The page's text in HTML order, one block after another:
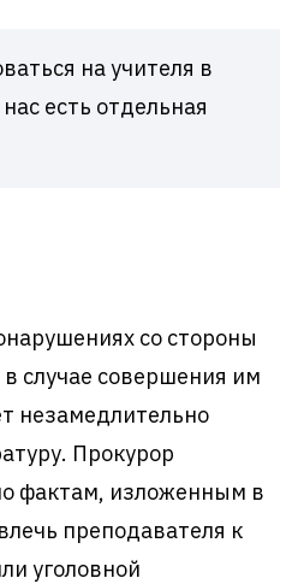
на учителя в
есть отдельная
со стороны
в случае совершения им
незамедлительно
Прокурор
фактам, изложенным в
преподавателя к
уголовной